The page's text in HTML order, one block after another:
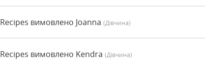
Recipes вимовлено Joanna (дівчина)
Recipes вимовлено Kendra (дівчина)